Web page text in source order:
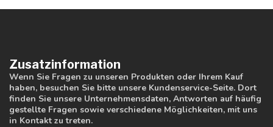
Zusatzinformation
Wenn Sie Fragen zu unseren Produkten oder Ihrem Kauf
haben, besuchen Sie bitte unsere Kundenservice-Seite. Dort
finden Sie unsere Unternehmensdaten, Antworten auf häufig
gestellte Fragen sowie verschiedene Möglichkeiten, mit uns
in Kontakt zu treten.